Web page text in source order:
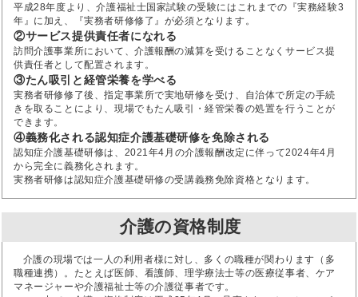
平成28年度より、介護福祉士国家試験の受験にはこれまでの『実務経験3
年』に加え、『実務者研修修了』が必須となります。
②サービス提供責任者になれる
訪問介護事業所において、介護報酬の減算を受けることなくサービス提
供責任者として配置されます。
③たん吸引と経管栄養を学べる
実務者研修修了後、指定事業所で実地研修を受け、自治体で所定の手続
きを取ることにより、現場でもたん吸引・経管栄養の処置を行うことが
できます。
④義務化される認知症介護基礎研修を免除される
認知症介護基礎研修は、2021年4月の介護報酬改定に伴って2024年4月
から完全に義務化されます。
実務者研修は認知症介護基礎研修の受講義務免除資格となります。
介護の資格制度
介護の現場では一人の利用者様に対し、多くの職種が関わります（多
職種連携）。たとえば医師、看護師、理学療法士等の医療従事者、ケア
マネージャーや介護福祉士等の介護従事者です。